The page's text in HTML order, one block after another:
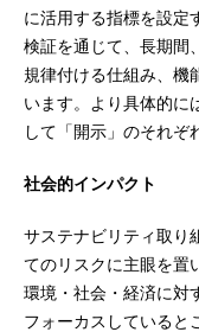
に活用する指標を設定
検証を通じて、長期間
規律付ける仕組み、機
います。より具体的に
して「開示」のそれぞ
社会的インパクト
サステナビリティ取り
てのリスクに主眼を置
環境・社会・経済に対
フォーカスしていると